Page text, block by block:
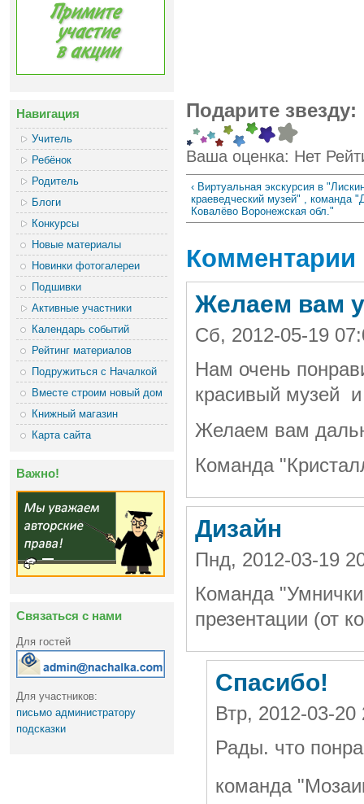
Навигация
Учитель
Ребёнок
Родитель
Блоги
Конкурсы
Новые материалы
Новинки фотогалереи
Подшивки
Активные участники
Календарь событий
Рейтинг материалов
Подружиться с Началкой
Вместе строим новый дом
Книжный магазин
Карта сайта
Важно!
Связаться с нами
Для гостей
Для участников:
письмо администратору
подсказки
Подарите звезду:
Ваша оценка: Нет
‹ Виртуальная экскурсия в
краеведческий музей" , команда
Ковалёво Воронежская обл."
Комментарии
Желаем вам
Сб, 2012-05-19
Нам очень
красивый музей
Желаем вам
Команда
Дизайн
Пнд, 2012-03-19
Команда
презентации (от
Спасибо!
Втр, 2012-03-
Рады. что
команда